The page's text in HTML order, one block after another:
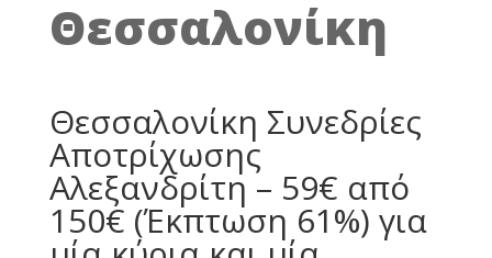
Θεσσαλονίκη
Θεσσαλονίκη Συνεδρίες
Αποτρίχωσης
Αλεξανδρίτη – 59€ από
150€ (Έκπτωση 61%) για